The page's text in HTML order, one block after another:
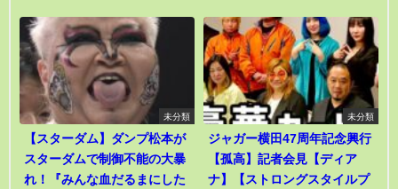
未分類
【スターダム】ダンプ松本が
スターダムで制御不能の大暴
れ！『みんな血だるまにした
未分類
ジャガー横田47周年記念興行
【孤高】記者会見【ディア
ナ】【ストロングスタイルプ